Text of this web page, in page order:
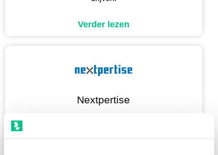
Verder lezen
Nextpertise
PoP-locaties biedt Nextpertise snelle en diverse